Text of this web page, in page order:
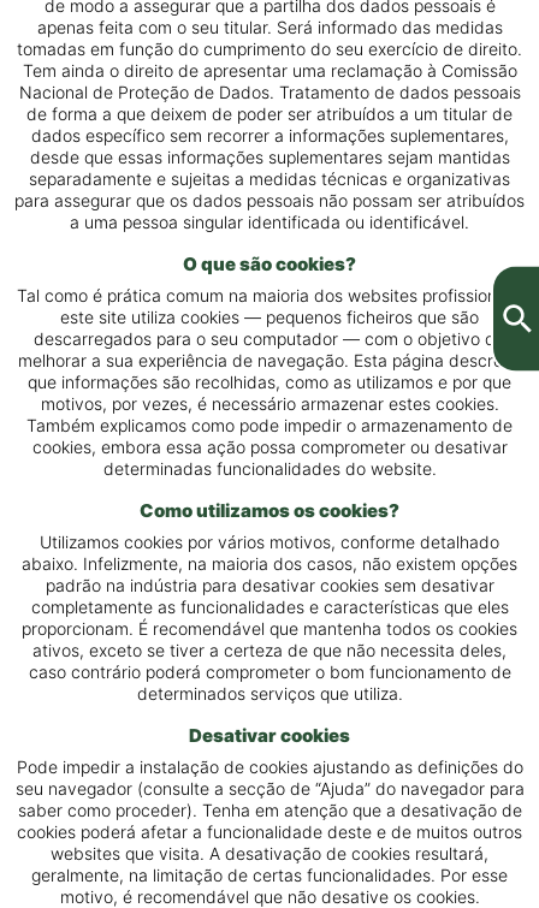
de modo a assegurar que a partilha dos dados pessoais é
apenas feita com o seu titular. Será informado das medidas
tomadas em função do cumprimento do seu exercício de direito.
Tem ainda o direito de apresentar uma reclamação à Comissão
Nacional de Proteção de Dados. Tratamento de dados pessoais
de forma a que deixem de poder ser atribuídos a um titular de
dados específico sem recorrer a informações suplementares,
desde que essas informações suplementares sejam mantidas
separadamente e sujeitas a medidas técnicas e organizativas
para assegurar que os dados pessoais não possam ser atribuídos
a uma pessoa singular identificada ou identificável.
O que são cookies?
Tal como é prática comum na maioria dos websites profissionais,
este site utiliza cookies — pequenos ficheiros que são
descarregados para o seu computador — com o objetivo de
melhorar a sua experiência de navegação. Esta página descreve
que informações são recolhidas, como as utilizamos e por que
motivos, por vezes, é necessário armazenar estes cookies.
Também explicamos como pode impedir o armazenamento de
cookies, embora essa ação possa comprometer ou desativar
determinadas funcionalidades do website.
Como utilizamos os cookies?
Utilizamos cookies por vários motivos, conforme detalhado
abaixo. Infelizmente, na maioria dos casos, não existem opções
padrão na indústria para desativar cookies sem desativar
completamente as funcionalidades e características que eles
proporcionam. É recomendável que mantenha todos os cookies
ativos, exceto se tiver a certeza de que não necessita deles,
caso contrário poderá comprometer o bom funcionamento de
determinados serviços que utiliza.
Desativar cookies
Pode impedir a instalação de cookies ajustando as definições do
seu navegador (consulte a secção de “Ajuda” do navegador para
saber como proceder). Tenha em atenção que a desativação de
cookies poderá afetar a funcionalidade deste e de muitos outros
websites que visita. A desativação de cookies resultará,
geralmente, na limitação de certas funcionalidades. Por esse
motivo, é recomendável que não desative os cookies.